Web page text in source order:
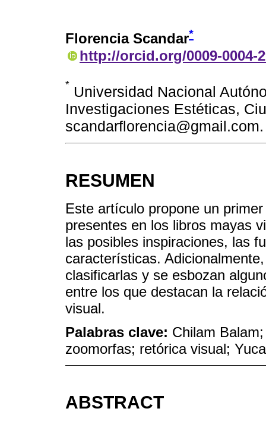
Florencia Scandar*
http://orcid.org/0009-0004-
* Universidad Nacional
Investigaciones Estéticas,
scandarflorencia@gmail.com.
RESUMEN
Este artículo propone un
presentes en los libros mayas
las posibles inspiraciones, las
características.
clasificarlas y se esbozan
entre los que destacan la
visual.
Palabras clave: Chilam
zoomorfas; retórica visual;
ABSTRACT